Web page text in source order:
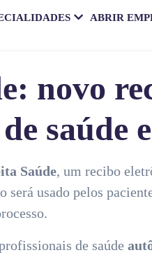
ABRIR
novo
saúde
Saúde, um recibo
será usado pelos
de saúde